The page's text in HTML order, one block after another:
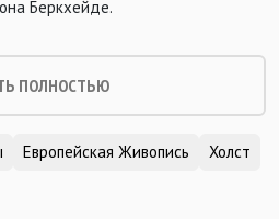
Беркхейде.
ПОЛНОСТЬЮ
Европейская Живопись
Холст